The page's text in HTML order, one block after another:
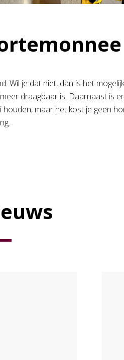
Wil je dat niet, dan is het
draagbaar is. Daarnaast is
maar het kost je geen